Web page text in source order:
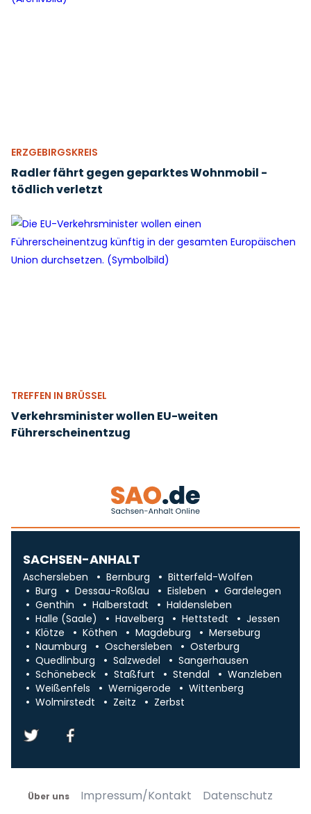
ERZGEBIRGSKREIS
Radler fährt gegen geparktes Wohnmobil -
tödlich verletzt
TREFFEN IN BRÜSSEL
Verkehrsminister wollen EU-weiten
Führerscheinentzug
SACHSEN-ANHALT
Aschersleben Bernburg
Bitterfeld-Wolfen
Burg
Dessau-Roßlau Eisleben
Gardelegen
Genthin
Halberstadt
Haldensleben
Halle (Saale)
Havelberg Hettstedt
Jessen
Klötze
Köthen Magdeburg
Merseburg
Naumburg
Oschersleben
Osterburg
Quedlinburg
Salzwedel
Sangerhausen
Schönebeck
Staßfurt Stendal
Wanzleben
Weißenfels
Wernigerode
Wittenberg
Wolmirstedt
Zeitz Zerbst
Über uns Impressum/Kontakt
Datenschutz